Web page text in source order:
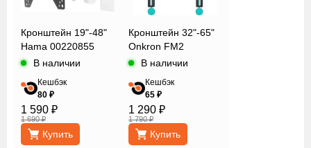
Кронштейн 19"-48"
Hama 00220855
В наличии
Кешбэк
80 ₽
1 590 ₽
1 690 ₽
Купить
Кронштейн 32"-65"
Onkron FM2
В наличии
Кешбэк
65 ₽
1 290 ₽
1 790 ₽
Купить